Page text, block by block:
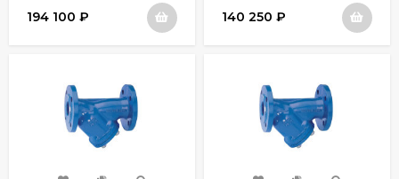
194 100 ₽ 140 250 ₽